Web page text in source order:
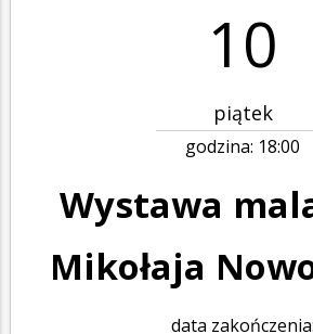
10
piątek
godzina: 18:00
Wystawa
Mikołaja
data zakończenia: